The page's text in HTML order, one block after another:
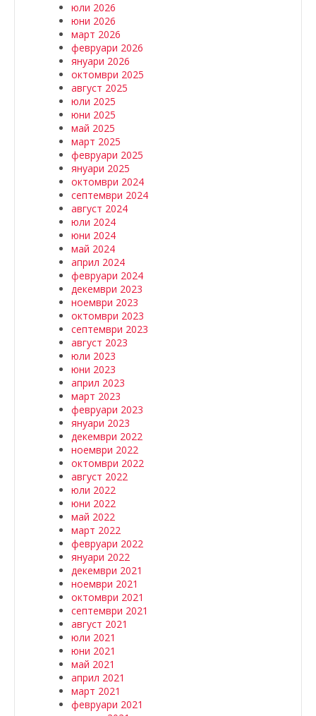
юли 2026
юни 2026
март 2026
февруари 2026
януари 2026
октомври 2025
август 2025
юли 2025
юни 2025
май 2025
март 2025
февруари 2025
януари 2025
октомври 2024
септември 2024
август 2024
юли 2024
юни 2024
май 2024
април 2024
февруари 2024
декември 2023
ноември 2023
октомври 2023
септември 2023
август 2023
юли 2023
юни 2023
април 2023
март 2023
февруари 2023
януари 2023
декември 2022
ноември 2022
октомври 2022
август 2022
юли 2022
юни 2022
май 2022
март 2022
февруари 2022
януари 2022
декември 2021
ноември 2021
октомври 2021
септември 2021
август 2021
юли 2021
юни 2021
май 2021
април 2021
март 2021
февруари 2021